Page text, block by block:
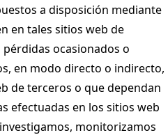
a disposición mediante
en tales sitios web de
ocasionados o
en modo directo o indirecto,
de terceros o que dependan
efectuadas en los sitios web
monitorizamos